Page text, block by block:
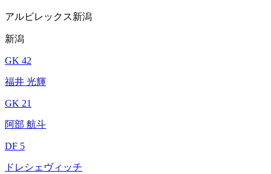
アルビレックス新潟
新潟
GK 42
福井 光輝
GK 21
阿部 航斗
DF 5
ドレシェヴィッチ